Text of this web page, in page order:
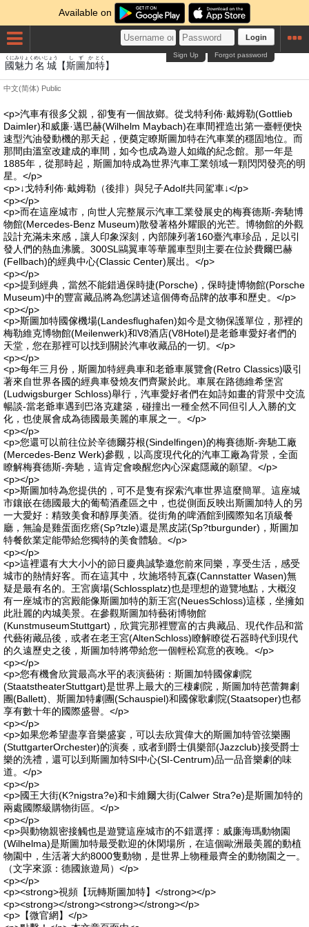
Available on
Login
Forgot password
Sign Up
國
くに
魅力
みりょく
名城
めいじょう
【斯
し
圖
ず
加
か
特
とく
】
中文(简体) Public
<p>汽車有很多父親，卻隻有一個故鄉。從戈特利佈·戴姆勒(Gottlieb
Daimler)和威廉·邁巴赫(Wilhelm Maybach)在車間裡造出第一臺輕便快
速型汽油發動機的那天起，便奠定瞭斯圖加特在汽車業的穩固地位。而
那間由溫室改建成的車間，如今也成為遊人如織的紀念館。那一年是
1885年，從那時起，斯圖加特成為世界汽車工業領域一顆閃閃發亮的明
星。</p>
<p>↓戈特利佈·戴姆勒（後排）與兒子Adolf共同駕車↓</p>
<p></p>
<p>而在這座城市，向世人完整展示汽車工業發展史的梅賽德斯-奔馳博
物館(Mercedes-Benz Museum)散發著格外耀眼的光芒。博物館的外觀
設計充滿未來感，讓人印象深刻，內部陳列著160臺汽車珍品，足以引
發人們的熱血沸騰。300SL鷗翼車等華麗車型則主要在位於費爾巴赫
(Fellbach)的經典中心(Classic Center)展出。</p>
<p></p>
<p>提到經典，當然不能錯過保時捷(Porsche)，保時捷博物館(Porsche
Museum)中的豐富藏品將為您講述這個傳奇品牌的故事和歷史。</p>
<p></p>
<p>斯圖加特國傢機場(Landesflughafen)如今是文物保護單位，那裡的
梅勒維克博物館(Meilenwerk)和V8酒店(V8Hotel)是老爺車愛好者們的
天堂，您在那裡可以找到關於汽車收藏品的一切。</p>
<p></p>
<p>每年三月份，斯圖加特經典車和老爺車展覽會(Retro Classics)吸引
著來自世界各國的經典車發燒友們齊聚於此。車展在路德維希堡宮
(Ludwigsburger Schloss)舉行，汽車愛好者們在如詩如畫的背景中交流
暢談-當老爺車遇到巴洛克建築，碰撞出一種全然不同但引人入勝的文
化，也使展會成為德國最美麗的車展之一。</p>
<p></p>
<p>您還可以前往位於辛德爾芬根(Sindelfingen)的梅賽德斯-奔馳工廠
(Mercedes-Benz Werk)參觀，以高度現代化的汽車工廠為背景，全面
瞭解梅賽德斯-奔馳，這肯定會喚醒您內心深處隱藏的願望。</p>
<p></p>
<p>斯圖加特為您提供的，可不是隻有探索汽車世界這麼簡單。這座城
市鑲嵌在德國最大的葡萄酒產區之中，也從側面反映出斯圖加特人的另
一大愛好：精致美食和醇厚美酒。從街角的啤酒館到國際知名頂級餐
廳，無論是雞蛋面疙瘩(Sp?tzle)還是黑皮諾(Sp?tburgunder)，斯圖加
特餐飲業定能帶給您獨特的美食體驗。</p>
<p></p>
<p>這裡還有大大小小的節日慶典誠摯邀您前來同樂，享受生活，感受
城市的熱情好客。而在這其中，坎施塔特瓦森(Cannstatter Wasen)無
疑是最有名的。王宮廣場(Schlossplatz)也是理想的遊覽地點，大概沒
有一座城市的宮殿能像斯圖加特的新王宮(NeuesSchloss)這樣，坐擁如
此壯麗的內城美景。在參觀斯圖加特藝術博物館
(KunstmuseumStuttgart)，欣賞完那裡豐富的古典藏品、現代作品和當
代藝術藏品後，或者在老王宮(AltenSchloss)瞭解瞭從石器時代到現代
的久遠歷史之後，斯圖加特將帶給您一個輕松寫意的夜晚。</p>
<p></p>
<p>您有機會欣賞最高水平的表演藝術：斯圖加特國傢劇院
(StaatstheaterStuttgart)是世界上最大的三棲劇院，斯圖加特芭蕾舞劇
團(Ballett)、斯圖加特劇團(Schauspiel)和國傢歌劇院(Staatsoper)也都
享有數十年的國際盛譽。</p>
<p></p>
<p>如果您希望盡享音樂盛宴，可以去欣賞偉大的斯圖加特管弦樂團
(StuttgarterOrchester)的演奏，或者到爵士俱樂部(Jazzclub)接受爵士
樂的洗禮，還可以到斯圖加特SI中心(SI-Centrum)品一品音樂劇的味
道。</p>
<p></p>
<p>國王大街(K?nigstra?e)和卡維爾大街(Calwer Stra?e)是斯圖加特的
兩處國際級購物街區。</p>
<p></p>
<p>與動物親密接觸也是遊覽這座城市的不錯選擇：威廉海瑪動物園
(Wilhelma)是斯圖加特最受歡迎的休閑場所，在這個歐洲最美麗的動植
物園中，生活著大約8000隻動物，是世界上物種最齊全的動物園之一。
（文字來源：德國旅遊局）</p>
<p></p>
<p><strong>視頻【玩轉斯圖加特】</strong></p>
<p><strong></strong><strong></strong></p>
<p>【微官網】</p>